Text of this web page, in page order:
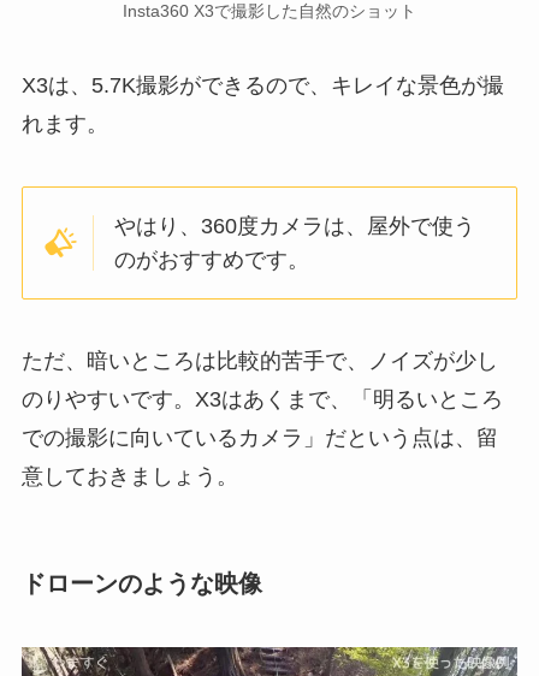
Insta360 X3で撮影した自然のショット
X3は、5.7K撮影ができるので、キレイな景色が撮
れます。
やはり、360度カメラは、屋外で使う
のがおすすめです。
ただ、暗いところは比較的苦手で、ノイズが少し
のりやすいです。X3はあくまで、「明るいところ
での撮影に向いているカメラ」だという点は、留
意しておきましょう。
ドローンのような映像